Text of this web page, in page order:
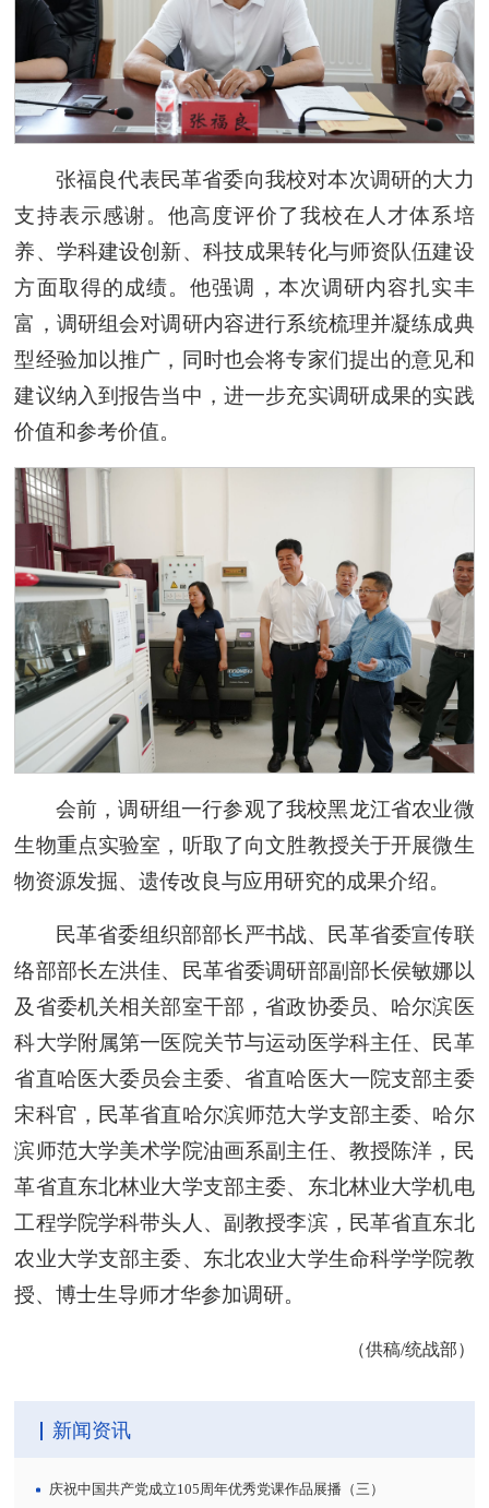
张福良代表民革省委向我校对本次调研的大力
支持表示感谢。他高度评价了我校在人才体系培
养、学科建设创新、科技成果转化与师资队伍建设
方面取得的成绩。他强调，本次调研内容扎实丰
富，调研组会对调研内容进行系统梳理并凝练成典
型经验加以推广，同时也会将专家们提出的意见和
建议纳入到报告当中，进一步充实调研成果的实践
价值和参考价值。
会前，调研组一行参观了我校黑龙江省农业微
生物重点实验室，听取了向文胜教授关于开展微生
物资源发掘、遗传改良与应用研究的成果介绍。
民革省委组织部部长严书战、民革省委宣传联
络部部长左洪佳、民革省委调研部副部长侯敏娜以
及省委机关相关部室干部，省政协委员、哈尔滨医
科大学附属第一医院关节与运动医学科主任、民革
省直哈医大委员会主委、省直哈医大一院支部主委
宋科官，民革省直哈尔滨师范大学支部主委、哈尔
滨师范大学美术学院油画系副主任、教授陈洋，民
革省直东北林业大学支部主委、东北林业大学机电
工程学院学科带头人、副教授李滨，民革省直东北
农业大学支部主委、东北农业大学生命科学学院教
授、博士生导师才华参加调研。
（供稿/统战部）
新闻资讯
庆祝中国共产党成立105周年优秀党课作品展播（三）